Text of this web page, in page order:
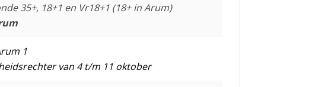
35+, 18+1 en Vr18+1 (18+ in Arum)
1
van 4 t/m 11 oktober